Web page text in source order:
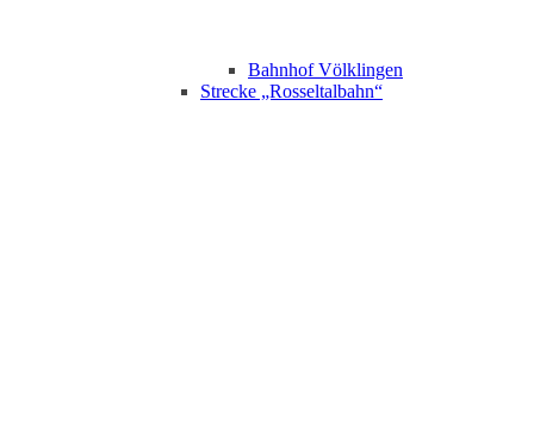
Bahnhof Völklingen
Strecke „Rosseltalbahn“